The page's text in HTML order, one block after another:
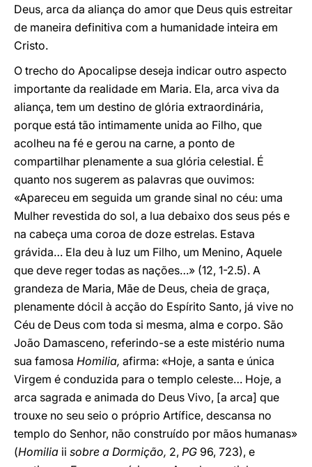
Deus, arca da aliança do amor que Deus quis estreitar
de maneira definitiva com a humanidade inteira em
Cristo.
O trecho do Apocalipse deseja indicar outro aspecto
importante da realidade em Maria. Ela, arca viva da
aliança, tem um destino de glória extraordinária,
porque está tão intimamente unida ao Filho, que
acolheu na fé e gerou na carne, a ponto de
compartilhar plenamente a sua glória celestial. É
quanto nos sugerem as palavras que ouvimos:
«Apareceu em seguida um grande sinal no céu: uma
Mulher revestida do sol, a lua debaixo dos seus pés e
na cabeça uma coroa de doze estrelas. Estava
grávida… Ela deu à luz um Filho, um Menino, Aquele
que deve reger todas as nações…» (12, 1-2.5). A
grandeza de Maria, Mãe de Deus, cheia de graça,
plenamente dócil à acção do Espírito Santo, já vive no
Céu de Deus com toda si mesma, alma e corpo. São
João Damasceno, referindo-se a este mistério numa
sua famosa Homilia, afirma: «Hoje, a santa e única
Virgem é conduzida para o templo celeste… Hoje, a
arca sagrada e animada do Deus Vivo, [a arca] que
trouxe no seu seio o próprio Artífice, descansa no
templo do Senhor, não construído por mãos humanas»
(Homilia ii sobre a Dormição, 2, PG 96, 723), e